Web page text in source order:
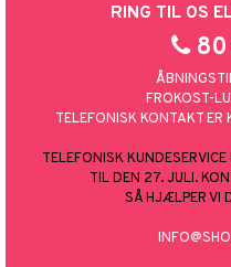
RING TIL OS
80
FROKOST-
TELEFONISK KONTAKT ER
TELEFONISK
TIL DEN 27. JULI.
SÅ HJÆLPER VI